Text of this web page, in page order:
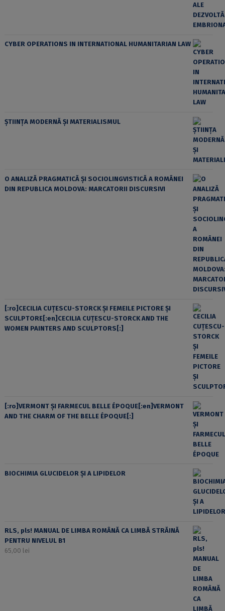
CYBER OPERATIONS IN INTERNATIONAL HUMANITARIAN LAW
ȘTIINȚA MODERNĂ ȘI MATERIALISMUL
O ANALIZĂ PRAGMATICĂ ȘI SOCIOLINGVISTICĂ A ROMÂNEI
DIN REPUBLICA MOLDOVA: MARCATORII DISCURSIVI
[:ro]CECILIA CUŢESCU-STORCK ŞI FEMEILE PICTORE ŞI
SCULPTORE[:en]CECILIA CUŢESCU-STORCK AND THE
WOMEN PAINTERS AND SCULPTORS[:]
[:ro]VERMONT ȘI FARMECUL BELLE ÉPOQUE[:en]VERMONT
AND THE CHARM OF THE BELLE ÉPOQUE[:]
BIOCHIMIA GLUCIDELOR ȘI A LIPIDELOR
RLS, pls! MANUAL DE LIMBA ROMÂNĂ CA LIMBĂ STRĂINĂ
PENTRU NIVELUL B1
65,00 lei